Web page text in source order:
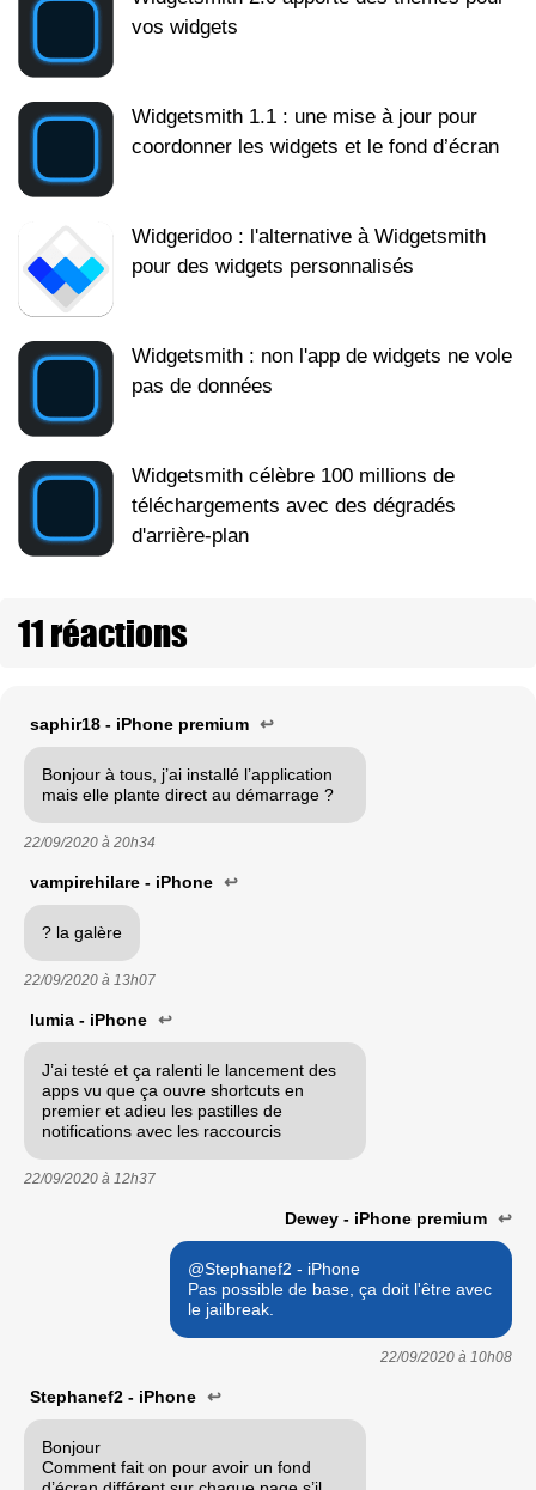
vos widgets
Widgetsmith 1.1 : une mise à jour pour
coordonner les widgets et le fond d’écran
Widgeridoo : l'alternative à Widgetsmith
pour des widgets personnalisés
Widgetsmith : non l'app de widgets ne vole
pas de données
Widgetsmith célèbre 100 millions de
téléchargements avec des dégradés
d'arrière-plan
11 réactions
saphir18 - iPhone premium ↩
Bonjour à tous, j’ai installé l’application
mais elle plante direct au démarrage ?
22/09/2020 à 20h34
vampirehilare - iPhone ↩
? la galère
22/09/2020 à 13h07
lumia - iPhone ↩
J’ai testé et ça ralenti le lancement des
apps vu que ça ouvre shortcuts en
premier et adieu les pastilles de
notifications avec les raccourcis
22/09/2020 à 12h37
Dewey - iPhone premium ↩
@Stephanef2 - iPhone
Pas possible de base, ça doit l'être avec
le jailbreak.
22/09/2020 à 10h08
Stephanef2 - iPhone ↩
Bonjour
Comment fait on pour avoir un fond